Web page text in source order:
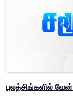
புலத்சிங்களில்